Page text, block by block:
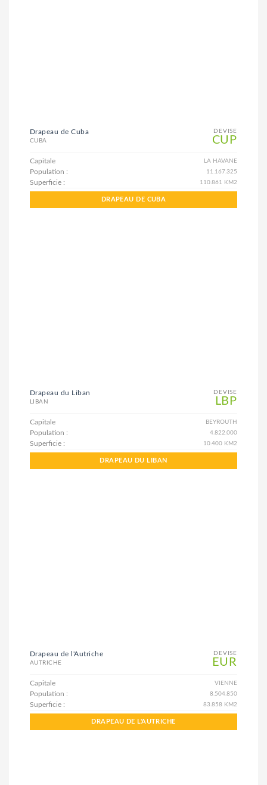
DEVISE
CUP
Drapeau de Cuba
CUBA
Capitale LA HAVANE
Population : 11.167.325
Superficie : 110.861 KM2
DRAPEAU DE CUBA
DEVISE
LBP
Drapeau du Liban
LIBAN
Capitale BEYROUTH
Population : 4.822.000
Superficie : 10.400 KM2
DRAPEAU DU LIBAN
DEVISE
EUR
Drapeau de l'Autriche
AUTRICHE
Capitale VIENNE
Population : 8.504.850
Superficie : 83.858 KM2
DRAPEAU DE L'AUTRICHE